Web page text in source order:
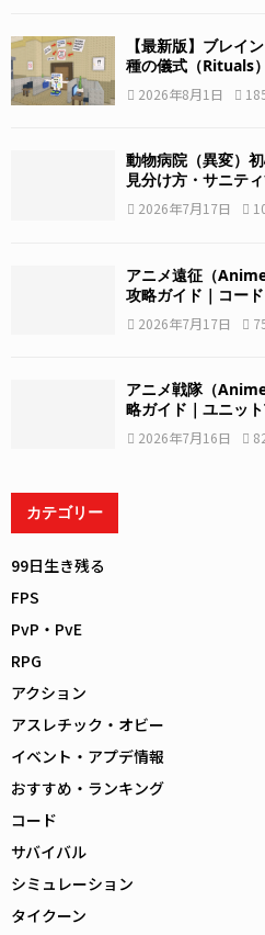
【最新版】ブレイ
種の儀式（Rituals
2026年8月1日
動物病院（異変）
見分け方・サニテ
2026年7月17日
アニメ遠征（
攻略ガイド｜コー
2026年7月17日
アニメ戦隊（
略ガイド｜ユニッ
2026年7月16日
カテゴリー
99日生き残る
FPS
PvP・PvE
RPG
アクション
アスレチック・オビー
イベント・アプデ情報
おすすめ・ランキング
コード
サバイバル
シミュレーション
タイクーン